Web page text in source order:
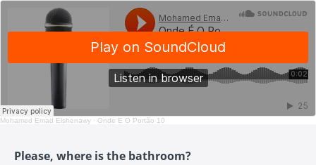
Mohamed Emad Elshenawy · Onde É O Portão 10
Please, where is the bathroom?